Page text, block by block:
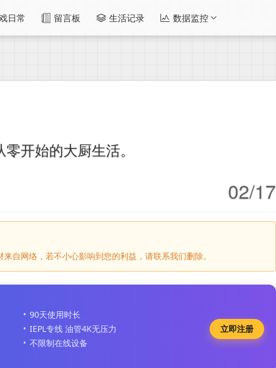
日常 留言板 生活记录 数据监控
开始的大厨生活。
02/17
自网络，若不小心影响到您的利益，请联系我们删除。
90天使用时长
IEPL专线 油管4K无压力
不限制在线设备
立即注册